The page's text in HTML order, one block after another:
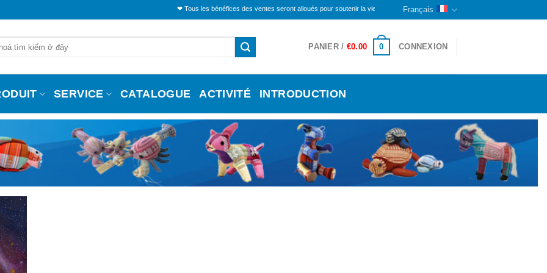
❤ Tous les bénéfices des ventes seront alloués pour soutenir la vie des personnes handicapées et des orphelins ici. La partie
Français
PANIER / €0.00 0 CONNEXION
SERVICE CATALOGUE ACTIVITÉ INTRODUCTION